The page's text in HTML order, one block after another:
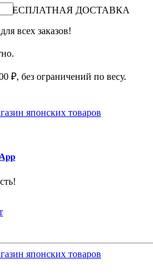
БЕСПЛАТНАЯ ДОСТАВКА
всех заказов!
₽, без ограничений по весу.